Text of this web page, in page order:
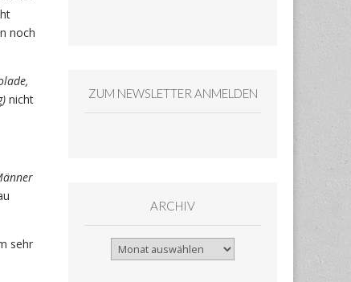
noch
nicht
sehr
ZUM NEWSLETTER ANMELDEN
ARCHIV
Archiv